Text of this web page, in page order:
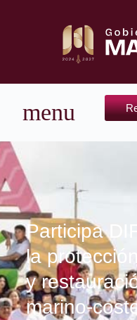
Participa
la
y
marino-